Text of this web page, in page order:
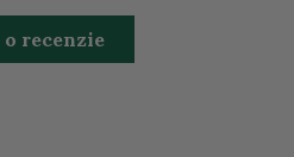
o recenzie